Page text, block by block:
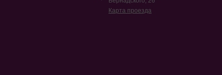
Карта проезда